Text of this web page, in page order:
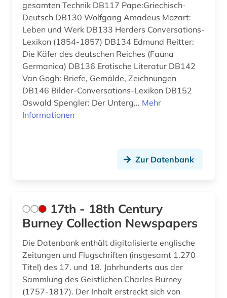
antike religionen (1)
antiquariat (12)
antisemitismus (2)
anzeiger (1)
aphorismus (1)
arabische welt (1)
arabisches sprachgebiet (1)
arabistik (4)
arbeit (7)
Osteuropa (40)
Ostmitteleuropa (7)
Palaestina (3)
Polen (18)
Portugal (12)
Saarland (10)
Sachsen (19)
Sachsen-Anhalt (9)
Schleswig-Holstein (7)
Schweden (24)
gesamten Technik DB117 Pape:Griechisch-
Deutsch DB130 Wolfgang Amadeus Mozart:
Leben und Werk DB133 Herders Conversations-
Lexikon (1854-1857) DB134 Edmund Reitter:
Die Käfer des deutschen Reiches (Fauna
Germanica) DB136 Erotische Literatur DB142
Van Gogh: Briefe, Gemälde, Zeichnungen
DB146 Bilder-Conversations-Lexikon DB152
Oswald Spengler: Der Unterg... Mehr
Informationen
Zur Datenbank
17th - 18th Century
Burney Collection Newspapers
Die Datenbank enthält digitalisierte englische
Zeitungen und Flugschriften (insgesamt 1.270
Titel) des 17. und 18. Jahrhunderts aus der
Sammlung des Geistlichen Charles Burney
(1757-1817). Der Inhalt erstreckt sich von